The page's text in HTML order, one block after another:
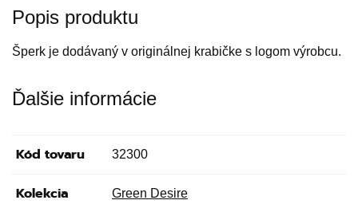
Popis produktu
Šperk je dodávaný v originálnej krabičke s logom výrobcu.
Ďalšie informácie
Kód tovaru 32300
Kolekcia Green Desire